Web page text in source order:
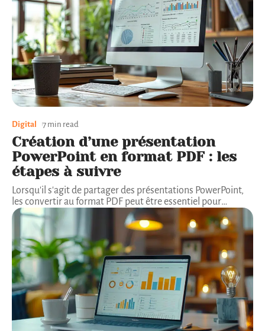
Digital 7 min read
Création d’une présentation
PowerPoint en format PDF : les
étapes à suivre
Lorsqu'il s'agit de partager des présentations PowerPoint,
les convertir au format PDF peut être essentiel pour…